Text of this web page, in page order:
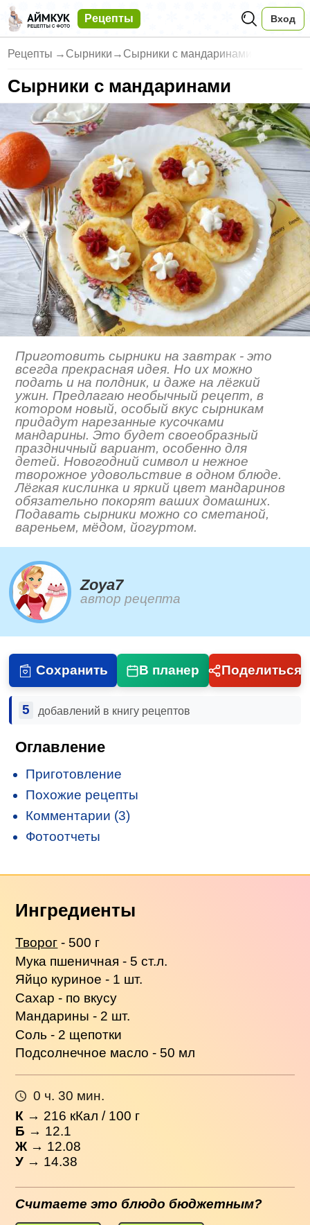
Рецепты Вход
Рецепты → Сырники → Сырники с мандаринами
Сырники с мандаринами
Приготовить сырники на завтрак - это
всегда прекрасная идея. Но их можно
подать и на полдник, и даже на лёгкий
ужин. Предлагаю необычный рецепт, в
котором новый, особый вкус сырникам
придадут нарезанные кусочками
мандарины. Это будет своеобразный
праздничный вариант, особенно для
детей. Новогодний символ и нежное
творожное удовольствие в одном блюде.
Лёгкая кислинка и яркий цвет мандаринов
обязательно покорят ваших домашних.
Подавать сырники можно со сметаной,
вареньем, мёдом, йогуртом.
Zoya7
автор рецепта
Сохранить В планер Поделиться
5 добавлений в книгу рецептов
Оглавление
Приготовление
Похожие рецепты
Комментарии (3)
Фотоотчеты
Ингредиенты
Творог - 500 г
Мука пшеничная - 5 ст.л.
Яйцо куриное - 1 шт.
Сахар - по вкусу
Мандарины - 2 шт.
Соль - 2 щепотки
Подсолнечное масло - 50 мл
0 ч. 30 мин.
К → 216 кКал / 100 г
Б → 12.1
Ж → 12.08
У → 14.38
Считаете это блюдо бюджетным?